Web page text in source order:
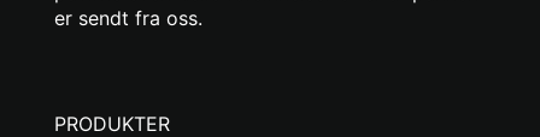
er sendt fra oss.
PRODUKTER